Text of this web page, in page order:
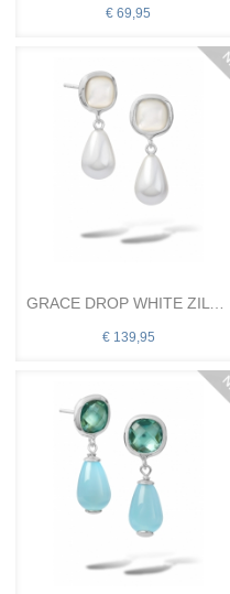
€ 69,95
€ 139,95